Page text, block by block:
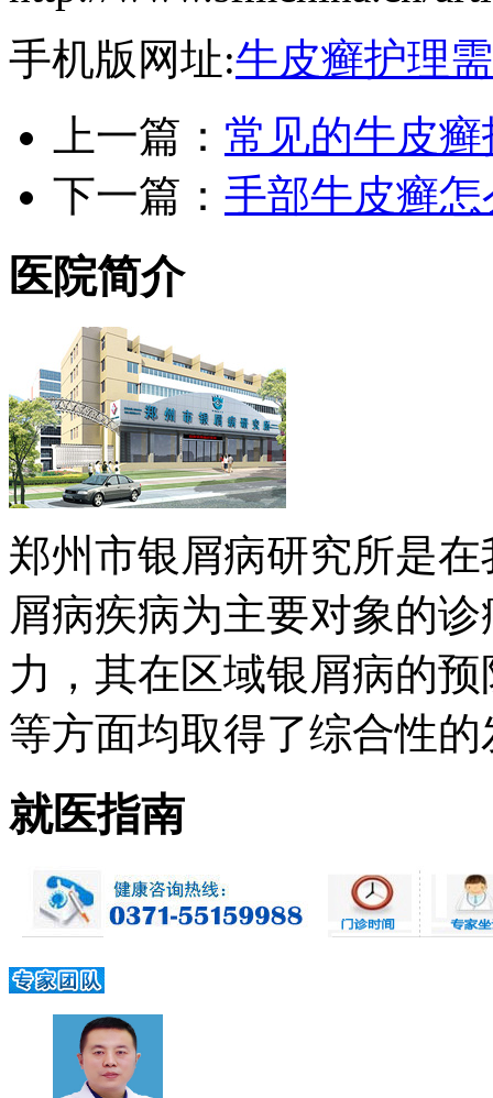
手机版网址:牛皮癣护理
上一篇： 常见的牛皮
下一篇： 手部牛皮癣
医院简介
郑州市银屑病研究所是
屑病疾病为主要对象的
力，其在区域银屑病的
等方面均取得了综合性的
就医指南